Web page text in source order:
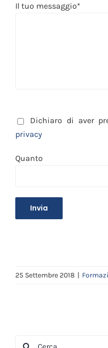
Il tuo messaggio*
Dichiaro di aver
privacy
25 Settembre 2018 |
Cerca